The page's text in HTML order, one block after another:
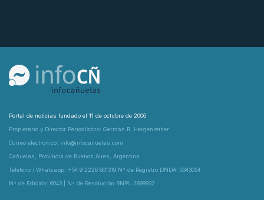
Portal de noticias fundado el 11 de octubre de 2006
Propietario y Director Periodístico: Germán R. Hergenrether
Correo electrónico: info@infocanuelas.com
Cañuelas, Provincia de Buenos Aires, Argentina
Teléfono / Whatsapp: +54 9 2226 601319 N° de Registro DNDA: 5343054
N° de Edición: 6043 | N° de Resolución RNPI: 2699932